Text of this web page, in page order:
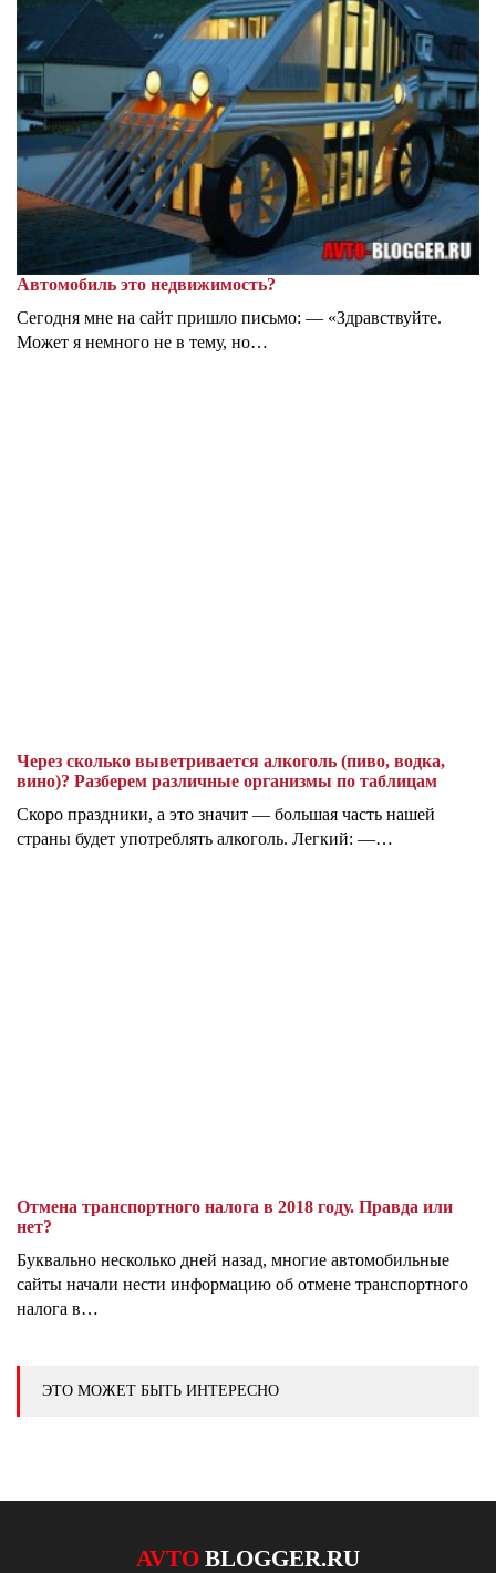
Автомобиль это недвижимость?
Сегодня мне на сайт пришло письмо: — «Здравствуйте.
Может я немного не в тему, но…
Через сколько выветривается алкоголь (пиво, водка,
вино)? Разберем различные организмы по таблицам
Скоро праздники, а это значит — большая часть нашей
страны будет употреблять алкоголь. Легкий: —…
Отмена транспортного налога в 2018 году. Правда или
нет?
Буквально несколько дней назад, многие автомобильные
сайты начали нести информацию об отмене транспортного
налога в…
ЭТО МОЖЕТ БЫТЬ ИНТЕРЕСНО
AVTO BLOGGER.RU